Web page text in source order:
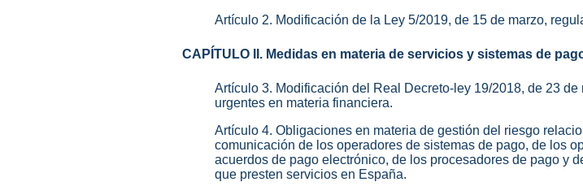
Artículo 2. Modificación de la Ley 5/2019, de 15 de marzo,
CAPÍTULO II. Medidas en materia de servicios y sistemas de
Artículo 3. Modificación del Real Decreto-ley 19/2018, de 23
urgentes en materia financiera.
Artículo 4. Obligaciones en materia de gestión del riesgo
comunicación de los operadores de sistemas de pago, de los
acuerdos de pago electrónico, de los procesadores de pago y
que presten servicios en España.